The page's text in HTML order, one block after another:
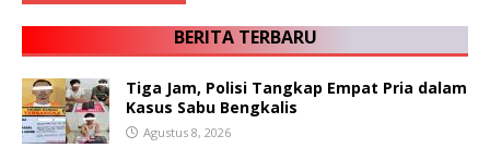
BERITA TERBARU
Tiga Jam, Polisi Tangkap Empat Pria dalam
Kasus Sabu Bengkalis
Agustus 8, 2026